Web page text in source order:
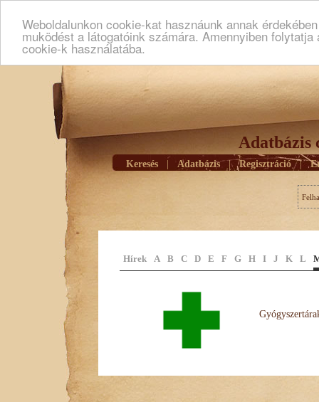
Weboldalunkon cookie-kat hasznáunk annak
muködést a látogatóink számára. Amennyiben
cookie-k használatába.
Adatbázis
Keresés Adatbázis | Regisztráció |
Hírek A B C D E F G H I J K L